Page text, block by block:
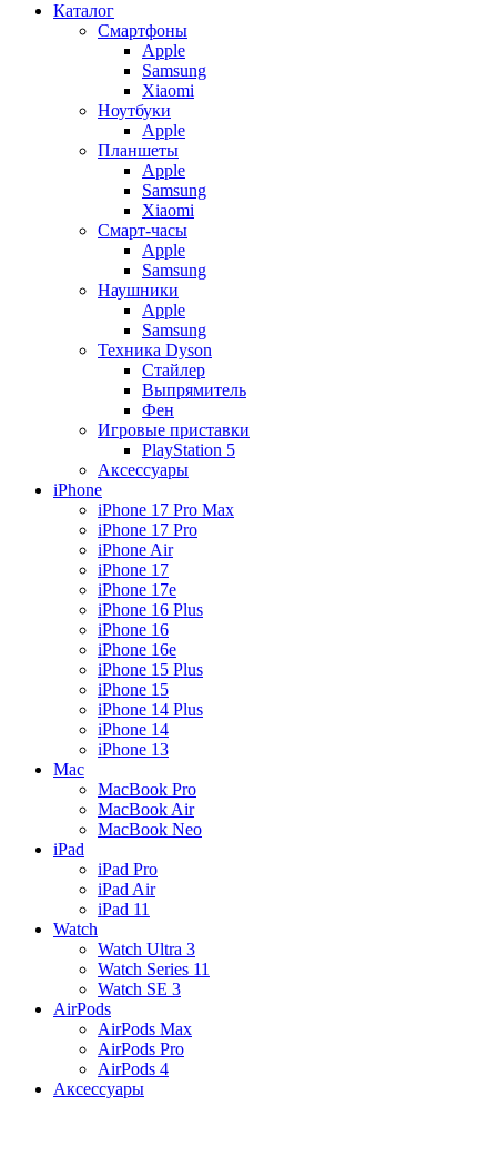
Каталог
Смартфоны
Apple
Samsung
Xiaomi
Ноутбуки
Apple
Планшеты
Apple
Samsung
Xiaomi
Смарт-часы
Apple
Samsung
Наушники
Apple
Samsung
Техника Dyson
Стайлер
Выпрямитель
Фен
Игровые приставки
PlayStation 5
Аксессуары
iPhone
iPhone 17 Pro Max
iPhone 17 Pro
iPhone Air
iPhone 17
iPhone 17e
iPhone 16 Plus
iPhone 16
iPhone 16e
iPhone 15 Plus
iPhone 15
iPhone 14 Plus
iPhone 14
iPhone 13
Mac
MacBook Pro
MacBook Air
MacBook Neo
iPad
iPad Pro
iPad Air
iPad 11
Watch
Watch Ultra 3
Watch Series 11
Watch SE 3
AirPods
AirPods Max
AirPods Pro
AirPods 4
Аксессуары